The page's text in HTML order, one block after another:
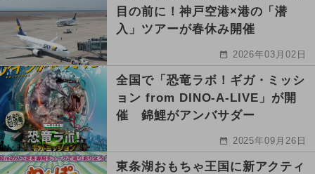
目の前に！神戸空港×港の「潜
入」ツアーが春休み開催
2026年03月02日
全国で「恐竜ラボ！ギガ・ミッシ
ョン from DINO-A-LIVE」が開
催 錦鯉がアンバサダー
2025年09月26日
東条湖おもちゃ王国に新アクティ